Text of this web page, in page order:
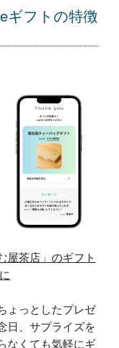
ギフトの特徴
屋茶店」のギフト
ょっとしたプレゼ
日、サプライズを
なくても気軽にギ